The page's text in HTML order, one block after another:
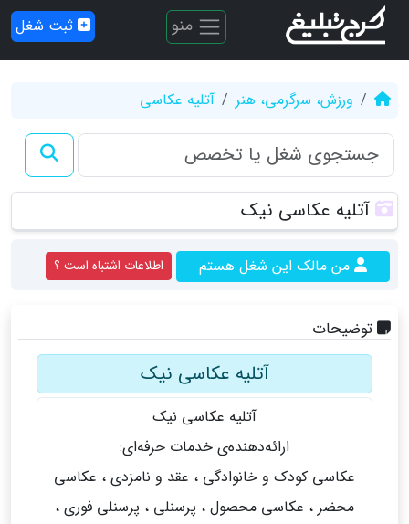
منو ثبت شغل
ورزش، سرگرمی، هنر آتلیه عکاسی
آتلیه عکاسی نیک
من مالک این شغل هستم اطلاعات اشتباه است ؟
توضیحات
آتلیه عکاسی نیک
آتلیه عکاسی نیک
ارائه‌دهنده‌ی خدمات حرفه‌ای:
عکاسی کودک و خانوادگی ، عقد و نامزدی ، عکاسی
محضر ، عکاسی محصول ، پرسنلی ، پرسنلی فوری ،